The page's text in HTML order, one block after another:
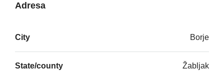
Adresa
City Borje
State/county Žabljak